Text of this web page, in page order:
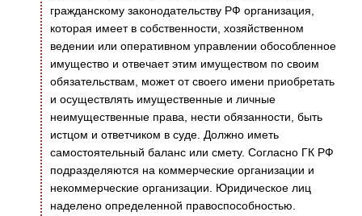
гражданскому законодательству РФ организация,
которая имеет в собственности, хозяйственном
ведении или оперативном управлении обособленное
имущество и отвечает этим имуществом по своим
обязательствам, может от своего имени приобретать
и осуществлять имущественные и личные
неимущественные права, нести обязанности, быть
истцом и ответчиком в суде. Должно иметь
самостоятельный баланс или смету. Согласно ГК РФ
подразделяются на коммерческие организации и
некоммерческие организации. Юридическое лиц
наделено определенной правоспособностью.